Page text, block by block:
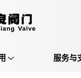
服务与